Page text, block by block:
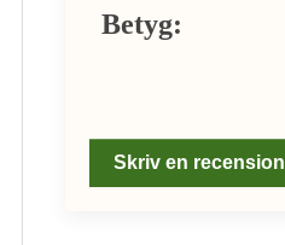
Betyg:
Skriv en recension